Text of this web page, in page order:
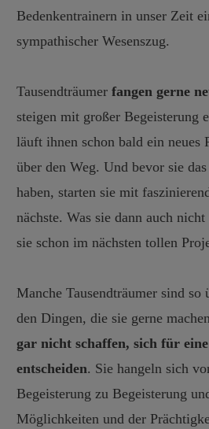
Bedenkentrainern in unser Zeit
sympathischer Wesenszug.
Tausendträumer fangen gerne
steigen mit großer Begeisterung
läuft ihnen schon bald ein neues
über den Weg. Und bevor sie
haben, starten sie mit
nächste. Was sie dann auch
sie schon im nächsten tollen
Manche Tausendträumer sind
den Dingen, die sie gerne
gar nicht schaffen, sich für eine
entscheiden. Sie hangeln sich
Begeisterung zu Begeisterung
Möglichkeiten und der